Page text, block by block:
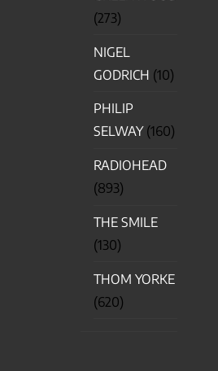
(273)
NIGEL
GODRICH (10)
PHILIP
SELWAY(160)
RADIOHEAD
(893)
THE SMILE
(130)
THOM YORKE
(620)